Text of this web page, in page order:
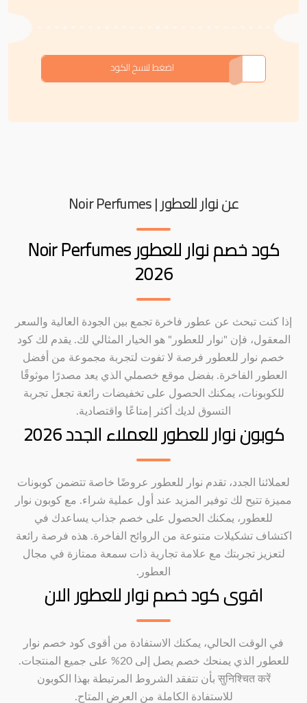
GN1
اضغط لنسخ الكود
عن نوار للعطور | Noir Perfumes
كود خصم نوار للعطور Noir Perfumes
2026
إذا كنت تبحث عن عطور فاخرة تجمع بين الجودة العالية والسعر
المعقول، فإن "نوار للعطور" هو الخيار المثالي لك. يقدم لك كود
خصم نوار للعطور فرصة لا تفوت لتجربة مجموعة من أفضل
العطور الفاخرة. بفضل موقع خصملي الذي يعد مصدرًا موثوقًا
للكوبونات، يمكنك الحصول على تخفيضات رائعة تجعل تجربة
التسوق لديك أكثر إمتاعًا واقتصادية.
كوبون نوار للعطور للعملاء الجدد 2026
لعملائنا الجدد، تقدم نوار للعطور عروضًا خاصة تتضمن كوبونات
مميزة تتيح لك توفير المزيد عند أول عملية شراء. مع كوبون نوار
للعطور، يمكنك الحصول على خصم جذاب يساعدك في
اكتشاف تشكيلات متنوعة من الروائح الفاخرة. هذه فرصة رائعة
لتعزيز تجربتك مع علامة تجارية ذات سمعة ممتازة في مجال
العطور.
اقوى كود خصم نوار للعطور الان
في الوقت الحالي، يمكنك الاستفادة من أقوى كود خصم نوار
للعطور الذي يمنحك خصم يصل إلى 20% على جميع المنتجات.
सुनिश्चित करें بأن تتفقد الشروط المرتبطة بهذا الكوبون
للاستفادة الكاملة من العرض المتاح.